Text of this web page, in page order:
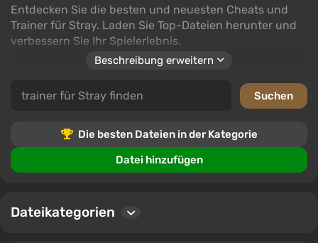
Entdecken Sie die besten und neuesten Cheats und
Trainer für Stray. Laden Sie Top-Dateien herunter und
verbessern Sie Ihr Spielerlebnis.
Diese Kategorie bietet erstklassige Cheats und Trainer,
die Zugang zu neuen Funktionen und Vorteilen in Stray
bieten. Verschiedene Downloads stehen zur Verfügung,
Benutzer können Dateien bewerten, Kommentare
hinterlassen und Erfahrungen teilen, was bei der
Auswahl der besten Tools für Stray hilft.
Beschreibung erweitern
Die besten Dateien in der Kategorie
Datei hinzufügen
Dateikategorien